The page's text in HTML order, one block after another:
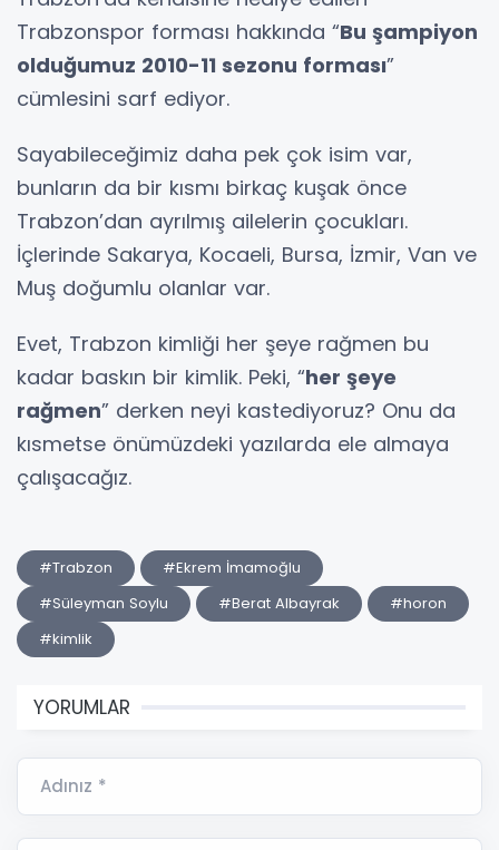
Trabzonspor forması hakkında “Bu şampiyon
olduğumuz 2010-11 sezonu forması”
cümlesini sarf ediyor.
Sayabileceğimiz daha pek çok isim var,
bunların da bir kısmı birkaç kuşak önce
Trabzon’dan ayrılmış ailelerin çocukları.
İçlerinde Sakarya, Kocaeli, Bursa, İzmir, Van ve
Muş doğumlu olanlar var.
Evet, Trabzon kimliği her şeye rağmen bu
kadar baskın bir kimlik. Peki, “her şeye
rağmen” derken neyi kastediyoruz? Onu da
kısmetse önümüzdeki yazılarda ele almaya
çalışacağız.
#Trabzon
#Ekrem İmamoğlu
#Süleyman Soylu
#Berat Albayrak
#horon
#kimlik
YORUMLAR
Adınız *